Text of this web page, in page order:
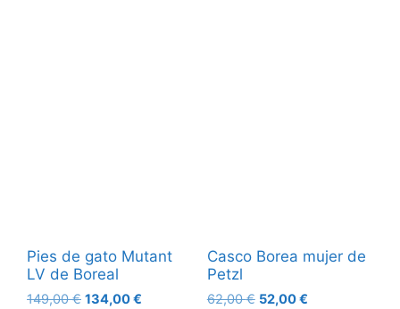
Pies de gato Mutant
LV de Boreal
149,00€ 134,00€
Casco Borea mujer de
Petzl
62,00€ 52,00€